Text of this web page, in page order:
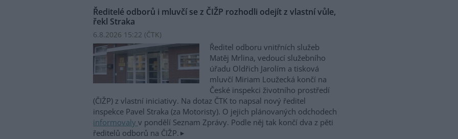
Ředitelé odborů i mluvčí se z ČIŽP rozhodli odejít z vlastní vůle,
řekl Straka
6.8.2026 15:22 (ČTK)
Ředitel odboru vnitřních služeb
Matěj Mrlina, vedoucí služebního
úřadu Oldřich Jarolím a tisková
mluvčí Miriam Loužecká končí na
České inspekci životního prostředí
(ČIŽP) z vlastní iniciativy. Na dotaz ČTK to napsal nový ředitel
inspekce Pavel Straka (za Motoristy). O jejich plánovaných odchodech
informovaly v pondělí Seznam Zprávy. Podle něj tak končí dva z pěti
ředitelů odborů na ČIŽP.